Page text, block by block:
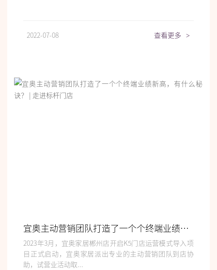
2022-07-08 查看更多 >
宜奥主动营销团队打造了一个个终端业绩新高，有什么秘诀？ | 走进标杆门店
2023年3月，宜奥家居郴州店开启K5门店运营模式导入项
目正式启动，宜奥家居派出专业的主动营销团队到店协
助，试营业活动取...